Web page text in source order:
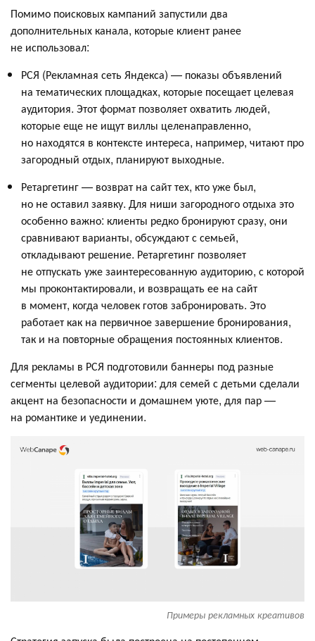
Помимо поисковых кампаний запустили два
дополнительных канала, которые клиент ранее
не использовал:
РСЯ (Рекламная сеть Яндекса) — показы объявлений
на тематических площадках, которые посещает целевая
аудитория. Этот формат позволяет охватить людей,
которые еще не ищут виллы целенаправленно,
но находятся в контексте интереса, например, читают про
загородный отдых, планируют выходные.
Ретаргетинг — возврат на сайт тех, кто уже был,
но не оставил заявку. Для ниши загородного отдыха это
особенно важно: клиенты редко бронируют сразу, они
сравнивают варианты, обсуждают с семьей,
откладывают решение. Ретаргетинг позволяет
не отпускать уже заинтересованную аудиторию, с которой
мы проконтактировали, и возвращать ее на сайт
в момент, когда человек готов забронировать. Это
работает как на первичное завершение бронирования,
так и на повторные обращения постоянных клиентов.
Для рекламы в РСЯ подготовили баннеры под разные
сегменты целевой аудитории: для семей с детьми сделали
акцент на безопасности и домашнем уюте, для пар —
на романтике и уединении.
Примеры рекламных креативов